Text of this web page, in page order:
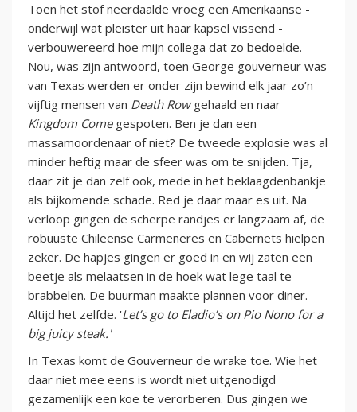
Toen het stof neerdaalde vroeg een Amerikaanse -
onderwijl wat pleister uit haar kapsel vissend -
verbouwereerd hoe mijn collega dat zo bedoelde.
Nou, was zijn antwoord, toen George gouverneur was
van Texas werden er onder zijn bewind elk jaar zo’n
vijftig mensen van Death Rowgehaald en naar
Kingdom Comegespoten. Ben je dan een
massamoordenaar of niet? De tweede explosie was al
minder heftig maar de sfeer was om te snijden. Tja,
daar zit je dan zelf ook, mede in het beklaagdenbankje
als bijkomende schade. Red je daar maar es uit. Na
verloop gingen de scherpe randjes er langzaam af, de
robuuste Chileense Carmeneres en Cabernets hielpen
zeker. De hapjes gingen er goed in en wij zaten een
beetje als melaatsen in de hoek wat lege taal te
brabbelen. De buurman maakte plannen voor diner.
Altijd het zelfde. 'Let’s go to Eladio’s on Pio Nono for a
big juicy steak.'
In Texas komt de Gouverneur de wrake toe. Wie het
daar niet mee eens is wordt niet uitgenodigd
gezamenlijk een koe te verorberen. Dus gingen we